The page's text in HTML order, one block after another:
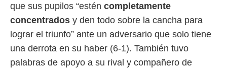
datos
momento
en
que sus pupilos “estén completamente
concentrados y den todo sobre la cancha para
lograr el triunfo” ante un adversario que solo tiene
una derrota en su haber (6-1). También tuvo
palabras de apoyo a su rival y compañero de